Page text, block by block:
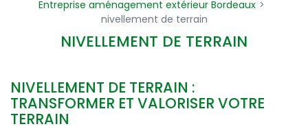
Entreprise aménagement extérieur Bordeaux
nivellement de terrain
NIVELLEMENT DE TERRAIN
NIVELLEMENT DE TERRAIN :
TRANSFORMER ET VALORISER VOTRE
TERRAIN